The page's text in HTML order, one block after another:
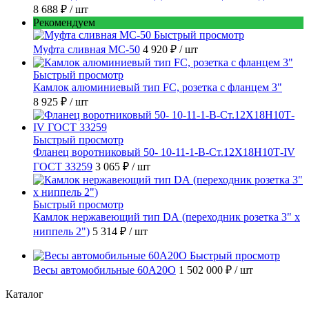
8 688 ₽ / шт
Рекомендуем
Быстрый просмотр
Муфта сливная МС-50 4 920 ₽ / шт
Быстрый просмотр
Камлок алюминиевый тип FC, розетка с фланцем 3"
8 925 ₽ / шт
Быстрый просмотр
Фланец воротниковый 50- 10-11-1-B-Ст.12Х18Н10Т-IV
ГОСТ 33259 3 065 ₽ / шт
Быстрый просмотр
Камлок нержавеющий тип DА (переходник розетка 3" х
ниппель 2") 5 314 ₽ / шт
Быстрый просмотр
Весы автомобильные 60А20О 1 502 000 ₽ / шт
Каталог